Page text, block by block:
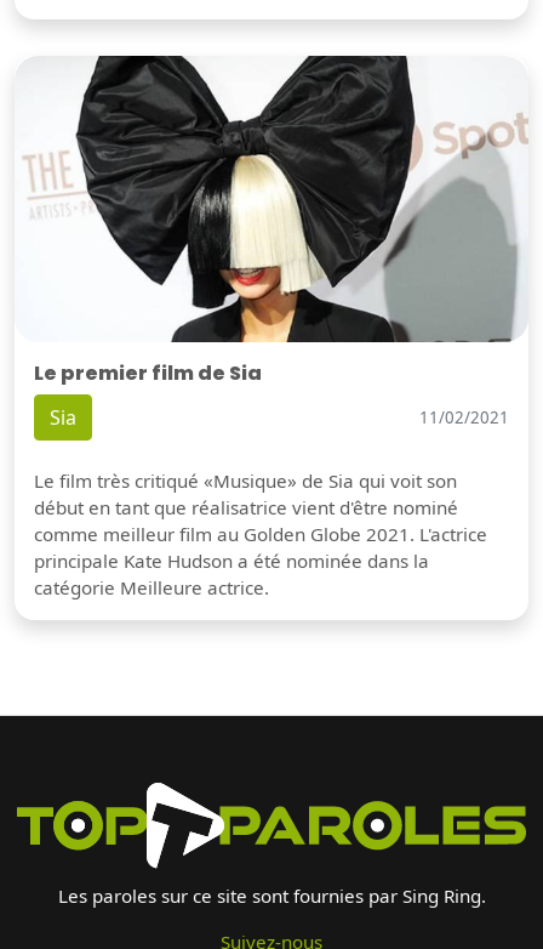
Le premier film de Sia
Sia 11/02/2021
Le film très critiqué «Musique» de Sia qui voit son
début en tant que réalisatrice vient d'être nominé
comme meilleur film au Golden Globe 2021. L'actrice
principale Kate Hudson a été nominée dans la
catégorie Meilleure actrice.
Les paroles sur ce site sont fournies par Sing Ring.
Suivez-nous